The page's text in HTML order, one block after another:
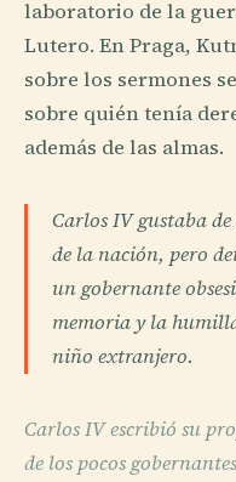
laboratorio de la
Lutero. En Praga,
sobre los sermones
sobre quién tenía
además de las almas.
Carlos IV gustaba
de la nación, pero
un gobernante
memoria y la
niño extranjero.
Carlos IV escribió su
de los pocos